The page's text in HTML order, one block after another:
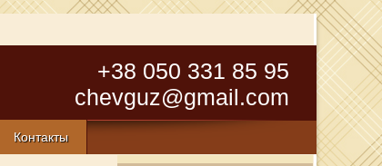
+38 050 331 85 95
chevguz@gmail.com
Контакты